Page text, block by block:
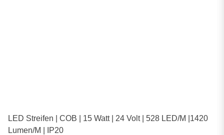
LED Streifen | COB | 15 Watt | 24 Volt | 528 LED/M |1420
Lumen/M | IP20